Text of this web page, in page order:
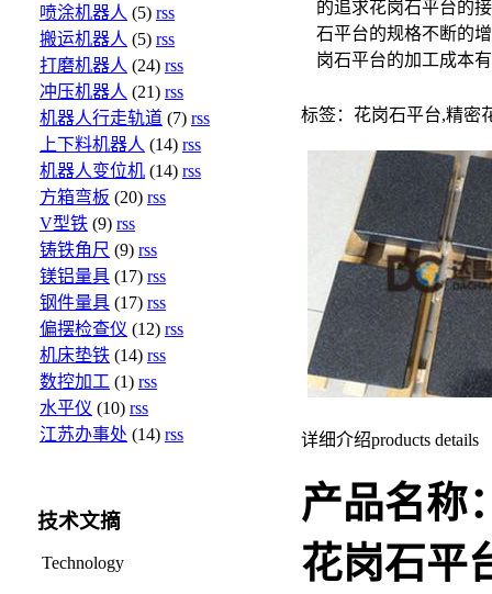
喷涂机器人 (5) rss
搬运机器人 (5) rss
打磨机器人 (24) rss
冲压机器人 (21) rss
机器人行走轨道 (7) rss
上下料机器人 (14) rss
机器人变位机 (14) rss
方箱弯板 (20) rss
V型铁 (9) rss
铸铁角尺 (9) rss
镁铝量具 (17) rss
钢件量具 (17) rss
偏摆检查仪 (12) rss
机床垫铁 (14) rss
数控加工 (1) rss
水平仪 (10) rss
江苏办事处 (14) rss
技术文摘
Technology
的追求花岗石平台的
石平台的规格不断的
岗石平台的加工成本
标签：花岗石平台,精密
详细介绍products details
产品名称
花岗石平